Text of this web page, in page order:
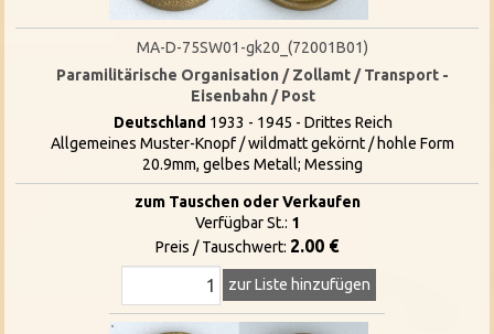
MA-D-75SW01-gk20_(72001B01)
Paramilitärische Organisation / Zollamt / Transport -
Eisenbahn / Post
Deutschland 1933 - 1945 - Drittes Reich
Allgemeines Muster-Knopf / wildmatt gekörnt / hohle Form
20.9mm, gelbes Metall; Messing
zum Tauschen oder Verkaufen
Verfügbar St.: 1
Preis / Tauschwert: 2.00 €
zur Liste hinzufügen